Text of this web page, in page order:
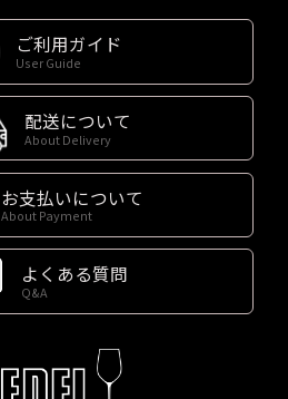
ご利用ガイド
User Guide
配送について
About Delivery
お支払いについて
About Payment
よくある質問
Q&A